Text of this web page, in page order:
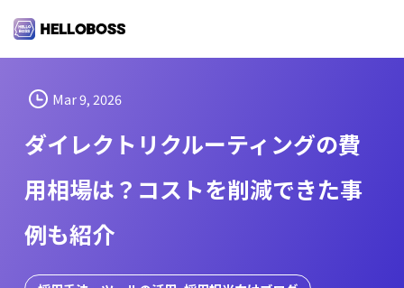
i
Mar 9, 2026
ダイレクトリクルーティングの費
用相場は？コストを削減できた事
例も紹介